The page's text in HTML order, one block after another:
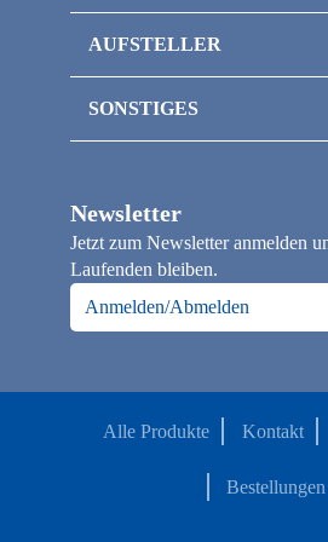
Sammelmappen / Magnetmappen
Magnetboxen
Inlays / Schaumstoffeinlagen
Flaschenverpackungen
Faltschachteln
AUFSTELLER
Thekenaufsteller
SONSTIGES
Loseblattsammlung / Broschüre
Notizbücher
Kalender
Newsletter
Jetzt zum Newsletter anmelden
Laufenden bleiben.
Anmelden/Abmelden
Alle Produkte Kontakt
Bestellungen